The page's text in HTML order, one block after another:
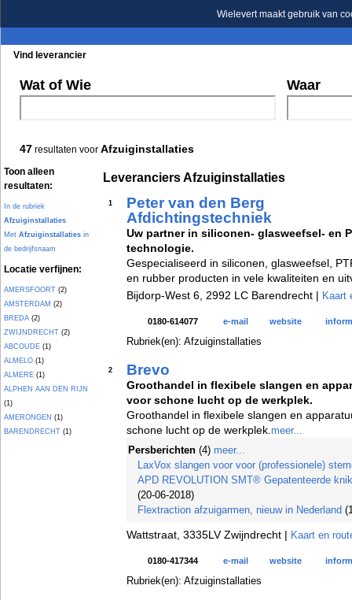
Wielevert maakt gebruik van
Vind leverancier
Wat of Wie Waar
47 resultaten voor Afzuiginstallaties
Toon alleen
resultaten:
In de rubriek
Afzuiginstallaties
Met Afzuiginstallaties in
de bedrijfsnaam
Locatie verfijnen:
AMERSFOORT (2)
AMSTERDAM (2)
BREDA (2)
ZWIJNDRECHT (2)
ABCOUDE (1)
ALMELO (1)
ALMERE (1)
ALPHEN AAN DEN RIJN
(1)
AMERONGEN (1)
BARENDRECHT (1)
Leveranciers Afzuiginstallaties
1
Peter van den Berg
Afdichtingstechniek
Uw partner in siliconen- glasweefsel- en
technologie.
Gespecialiseerd in siliconen, glasweefsel,
en rubber producten in vele kwaliteiten en
Bijdorp-West 6, 2992 LC Barendrecht | Kaart
0180-614077 e-mail website
Rubriek(en): Afzuiginstallaties
2 Brevo
Groothandel in flexibele slangen en
voor schone lucht op de werkplek.
Groothandel in flexibele slangen en
schone lucht op de werkplek. meer...
Persberichten (4) meer...
LaxVox slangen voor voor (professionele)
APD REVOLUTION SMT® Gepatenteerde
(20-06-2018)
Flextraction afzuigarmen, nieuw in Nederland
Wattstraat, 3335LV Zwijndrecht | Kaart en
0180-417344 e-mail website
Rubriek(en): Afzuiginstallaties